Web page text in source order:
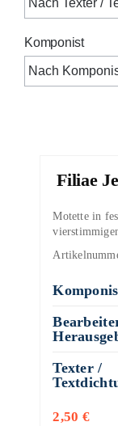
Filiae
Motette in
Texter /
2,50 €
Komponist